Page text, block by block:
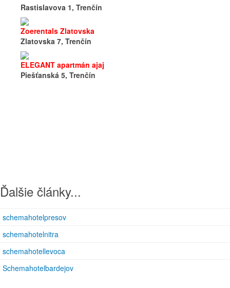
Rastislavova 1, Trenčín
Zoerentals Zlatovska
Zlatovska 7, Trenčín
ELEGANT apartmán ajaj
Piešťanská 5, Trenčín
Ďalšie články...
schemahotelpresov
schemahotelnitra
schemahotellevoca
Schemahotelbardejov